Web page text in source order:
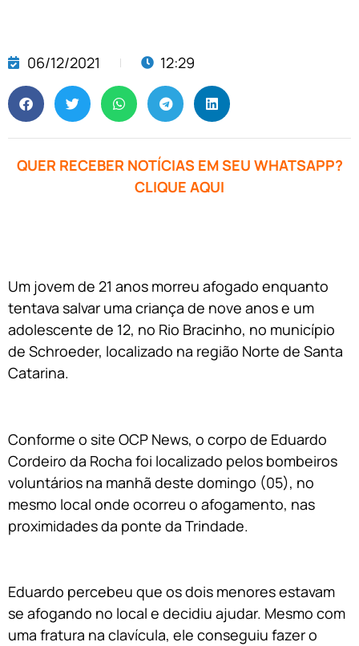
06/12/2021 12:29
QUER RECEBER NOTÍCIAS EM SEU WHATSAPP?
CLIQUE AQUI
Um jovem de 21 anos morreu afogado enquanto
tentava salvar uma criança de nove anos e um
adolescente de 12, no Rio Bracinho, no município
de Schroeder, localizado na região Norte de Santa
Catarina.
Conforme o site OCP News, o corpo de Eduardo
Cordeiro da Rocha foi localizado pelos bombeiros
voluntários na manhã deste domingo (05), no
mesmo local onde ocorreu o afogamento, nas
proximidades da ponte da Trindade.
Eduardo percebeu que os dois menores estavam
se afogando no local e decidiu ajudar. Mesmo com
uma fratura na clavícula, ele conseguiu fazer o